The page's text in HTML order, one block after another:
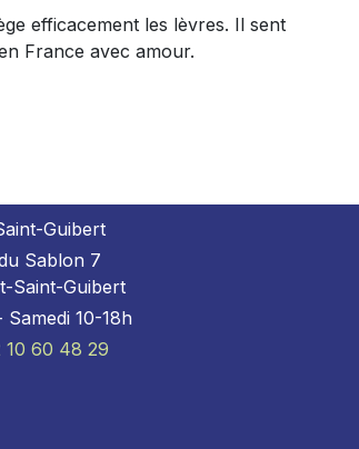
efficacement les lèvres. Il sent
France avec amour.
Guibert
Sablon 7
Saint-Guibert
10-18h
10 60 48 29